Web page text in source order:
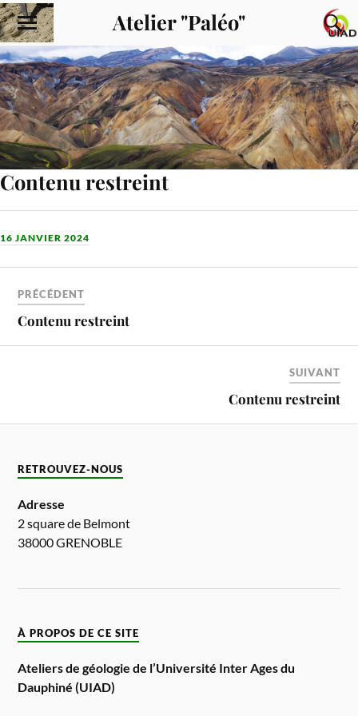
Atelier "Paléo"
Contenu restreint
16 JANVIER 2024
PRÉCÉDENT
Contenu restreint
SUIVANT
Contenu restreint
RETROUVEZ-NOUS
Adresse
2 square de Belmont
38000 GRENOBLE
À PROPOS DE CE SITE
Ateliers de géologie de l’Université Inter Ages du
Dauphiné (UIAD)